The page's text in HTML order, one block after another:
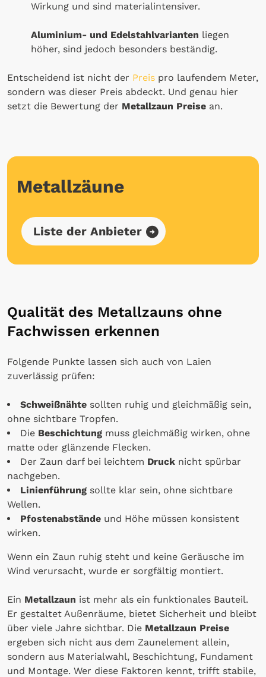
Wirkung und sind materialintensiver.
Aluminium- und Edelstahlvarianten liegen
höher, sind jedoch besonders beständig.
Entscheidend ist nicht der Preis pro laufendem Meter,
sondern was dieser Preis abdeckt. Und genau hier
setzt die Bewertung der Metallzaun Preise an.
Metallzäune
Liste der Anbieter
Qualität des Metallzauns ohne
Fachwissen erkennen
Folgende Punkte lassen sich auch von Laien
zuverlässig prüfen:
Schweißnähte sollten ruhig und gleichmäßig sein,
ohne sichtbare Tropfen.
Die Beschichtung muss gleichmäßig wirken, ohne
matte oder glänzende Flecken.
Der Zaun darf bei leichtem Druck nicht spürbar
nachgeben.
Linienführung sollte klar sein, ohne sichtbare
Wellen.
Pfostenabstände und Höhe müssen konsistent
wirken.
Wenn ein Zaun ruhig steht und keine Geräusche im
Wind verursacht, wurde er sorgfältig montiert.
Ein Metallzaun ist mehr als ein funktionales Bauteil.
Er gestaltet Außenräume, bietet Sicherheit und bleibt
über viele Jahre sichtbar. Die Metallzaun Preise
ergeben sich nicht aus dem Zaunelement allein,
sondern aus Materialwahl, Beschichtung, Fundament
und Montage. Wer diese Faktoren kennt, trifft stabile,